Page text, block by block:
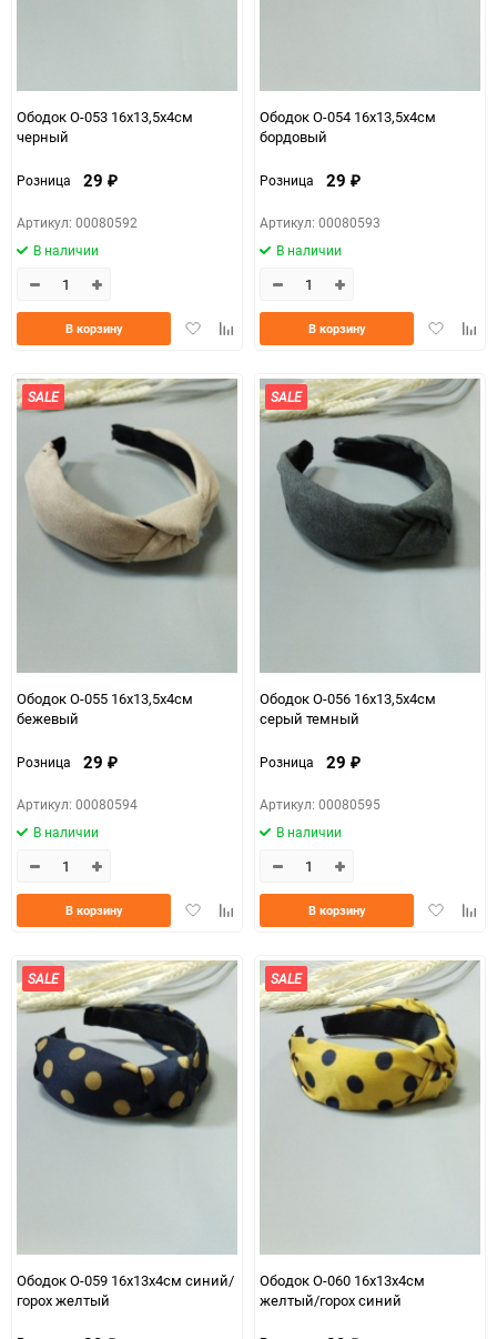
Ободок О-053 16х13,5х4см
черный
Розница 29 ₽
Артикул: 00080592
В наличии
ДобавитьДобавить
В корзину
Ободок О-054 16х13,5х4см
бордовый
Розница 29 ₽
Артикул: 00080593
В наличии
Добавить
В корзину
SALE
Ободок О-055 16х13,5х4см
бежевый
Розница 29 ₽
Артикул: 00080594
В наличии
ДобавитьДобавить
В корзину
SALE
Ободок О-056 16х13,5х4см
серый темный
Розница 29 ₽
Артикул: 00080595
В наличии
Добавить
В корзину
SALE
Ободок О-059 16х13х4см синий/
горох желтый
SALE
Ободок О-060 16х13х4см
желтый/горох синий